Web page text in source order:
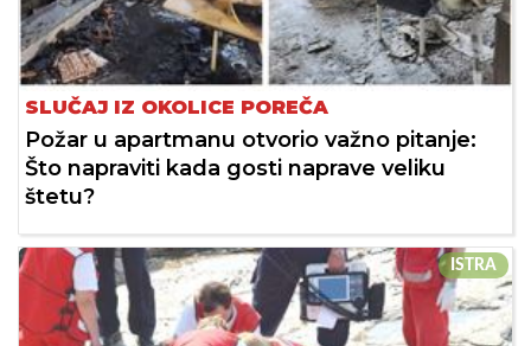
SLUČAJ IZ OKOLICE POREČA
Požar u apartmanu otvorio važno pitanje:
Što napraviti kada gosti naprave veliku
štetu?
ISTRA